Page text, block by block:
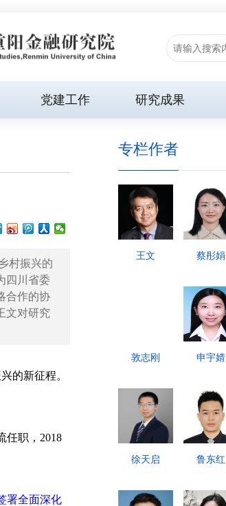
党建工作 研究成果
村振兴的
四川省委
合作的协
文对研究
的新征程。
任职，2018
署全面深化
专栏作者
王文 蔡彤娟
敦志刚 申宇婧
徐天启 鲁东红